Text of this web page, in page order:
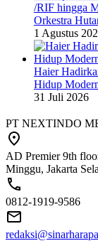
/RIF hingga
Orkestra
1 Agustus
Haier
Hidup
31 Juli 2026
PT NEXTINDO
AD Premier 9th
Minggu, Jakarta
0812-1919-9586